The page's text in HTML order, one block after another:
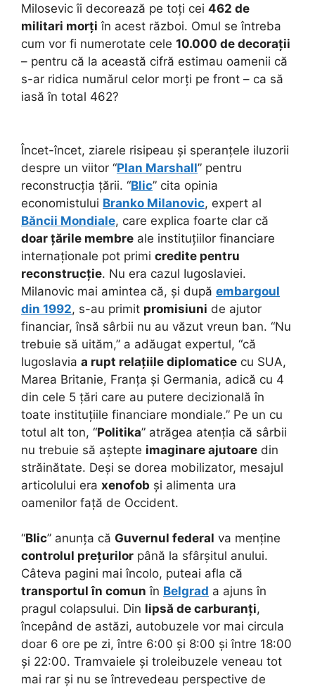
Milosevic îi decorează pe toți cei 462 de
militari morți în acest război. Omul se întreba
cum vor fi numerotate cele 10.000 de decorații
– pentru că la această cifră estimau oamenii că
s-ar ridica numărul celor morți pe front – ca să
iasă în total 462?
Încet-încet, ziarele risipeau și speranțele iluzorii
despre un viitor “Plan Marshall” pentru
reconstrucția țării. “Blic” cita opinia
economistului Branko Milanovic, expert al
Băncii Mondiale, care explica foarte clar că
doar țările membre ale instituțiilor financiare
internaționale pot primi credite pentru
reconstrucție. Nu era cazul Iugoslaviei.
Milanovic mai amintea că, și după embargoul
din 1992, s-au primit promisiuni de ajutor
financiar, însă sârbii nu au văzut vreun ban. “Nu
trebuie să uităm,” a adăugat expertul, “că
Iugoslavia a rupt relațiile diplomatice cu SUA,
Marea Britanie, Franța și Germania, adică cu 4
din cele 5 țări care au putere decizională în
toate instituțiile financiare mondiale.” Pe un cu
totul alt ton, “Politika” atrăgea atenția că sârbii
nu trebuie să aștepte imaginare ajutoare din
străinătate. Deși se dorea mobilizator, mesajul
articolului era xenofob și alimenta ura
oamenilor față de Occident.
“Blic” anunța că Guvernul federal va menține
controlul prețurilor până la sfârșitul anului.
Câteva pagini mai încolo, puteai afla că
transportul în comun în Belgrad a ajuns în
pragul colapsului. Din lipsă de carburanți,
începând de astăzi, autobuzele vor mai circula
doar 6 ore pe zi, între 6:00 și 8:00 și între 18:00
și 22:00. Tramvaiele și troleibuzele veneau tot
mai rar și nu se întrevedeau perspective de